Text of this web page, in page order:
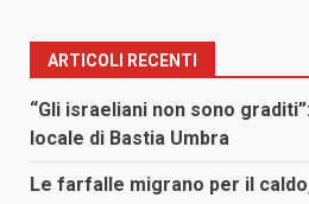
ARTICOLI RECENTI
“Gli israeliani non sono
locale di Bastia Umbra
Le farfalle migrano per il